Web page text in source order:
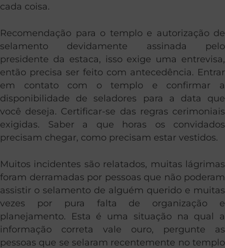
cada coisa.
Recomendação para o templo e autorização de
selamento devidamente assinada pelo
presidente da estaca, isso exige uma entrevisa,
então precisa ser feito com antecedência. Entrar
em contato com o templo e confirmar a
disponibilidade de seladores para a data que
você deseja. Certificar-se das regras cerimoniais
exigidas. Saber a que horas os convidados
precisam chegar, como precisam estar vestidos.
Muitos incidentes são relatados, muitas lágrimas
foram derramadas por pessoas que não poderam
assistir o selamento de alguém querido e muitas
vezes por pura falta de organização e
planejamento. Esta é uma situação na qual a
informação correta vale ouro, pergunte as
pessoas que se selaram recentemente no templo